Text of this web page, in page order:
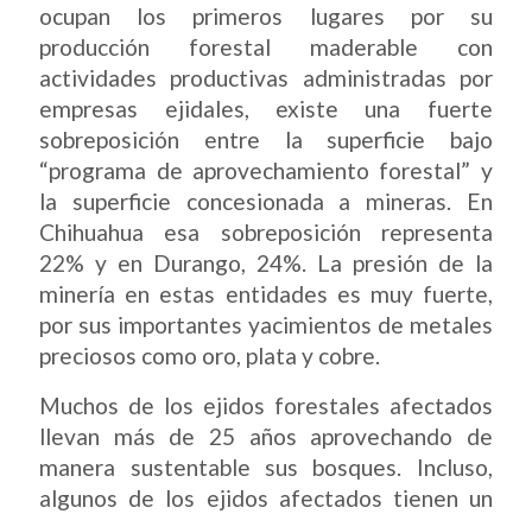
ocupan los primeros lugares por su
producción forestal maderable con
actividades productivas administradas por
empresas ejidales, existe una fuerte
sobreposición entre la superficie bajo
“programa de aprovechamiento forestal” y
la superficie concesionada a mineras. En
Chihuahua esa sobreposición representa
22% y en Durango, 24%. La presión de la
minería en estas entidades es muy fuerte,
por sus importantes yacimientos de metales
preciosos como oro, plata y cobre.
Muchos de los ejidos forestales afectados
llevan más de 25 años aprovechando de
manera sustentable sus bosques. Incluso,
algunos de los ejidos afectados tienen un